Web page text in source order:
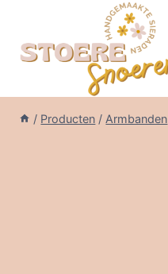
inhoud
/ Producten / Armbanden